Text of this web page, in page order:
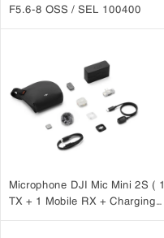
F5.6-8 OSS / SEL 100400
Microphone DJI Mic Mini 2S ( 1
TX + 1 Mobile RX + Charging